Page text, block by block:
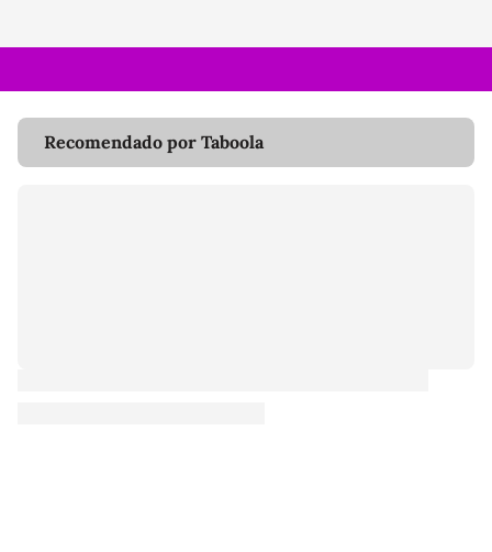
Recomendado por Taboola